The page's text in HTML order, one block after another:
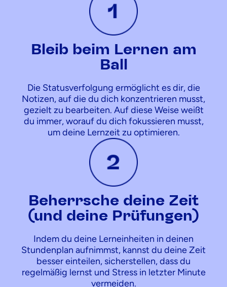
Bleib beim Lernen am
Ball
Die Statusverfolgung ermöglicht es dir, die
Notizen, auf die du dich konzentrieren musst,
gezielt zu bearbeiten. Auf diese Weise weißt
du immer, worauf du dich fokussieren musst,
um deine Lernzeit zu optimieren.
Beherrsche deine Zeit
(und deine Prüfungen)
Indem du deine Lerneinheiten in deinen
Stundenplan aufnimmst, kannst du deine Zeit
besser einteilen, sicherstellen, dass du
regelmäßig lernst und Stress in letzter Minute
vermeiden.